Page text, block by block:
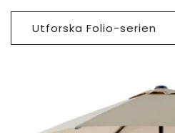
Utforska Folio-serien